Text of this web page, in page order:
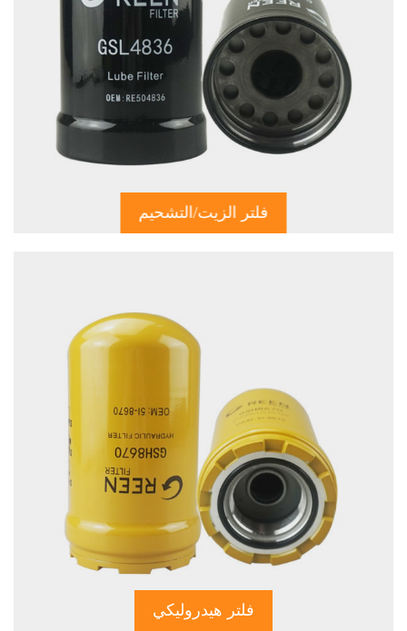
فلتر الزيت/التشحيم
فلتر هيدروليكي